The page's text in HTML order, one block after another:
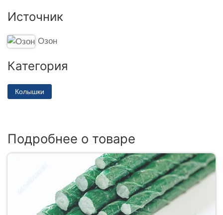
Источник
Озон
Категория
Колышки
Подробнее о товаре